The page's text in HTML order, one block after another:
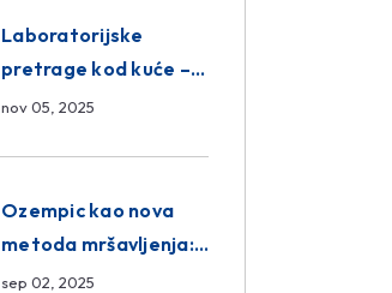
Laboratorijske
pretrage kod kuće –
novo u Eurofam
nov 05, 2025
Ozempic kao nova
metoda mršavljenja:
da ili ne?
sep 02, 2025